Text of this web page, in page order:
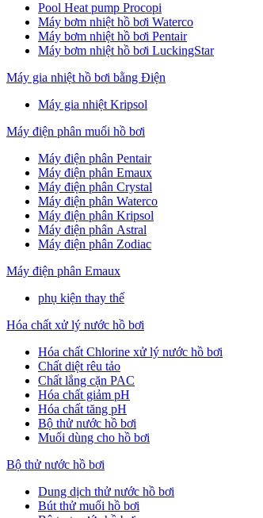
Pool Heat pump Procopi
Máy bơm nhiệt hồ bơi Waterco
Máy bơm nhiệt hồ bơi Pentair
Máy bơm nhiệt hồ bơi LuckingStar
Máy gia nhiệt hồ bơi bằng Điện
Máy gia nhiệt Kripsol
Máy điện phân muối hồ bơi
Máy điện phân Pentair
Máy điện phân Emaux
Máy điện phân Crystal
Máy điện phân Waterco
Máy điện phân Kripsol
Máy điện phân Astral
Máy điện phân Zodiac
Máy điện phân Emaux
phụ kiện thay thế
Hóa chất xử lý nước hồ bơi
Hóa chất Chlorine xử lý nước hồ bơi
Chất diệt rêu tảo
Chất lắng cặn PAC
Hóa chất giảm pH
Hóa chất tăng pH
Bộ thử nước hồ bơi
Muối dùng cho hồ bơi
Bộ thử nước hồ bơi
Dung dịch thử nước hồ bơi
Bút thử muối hồ bơi